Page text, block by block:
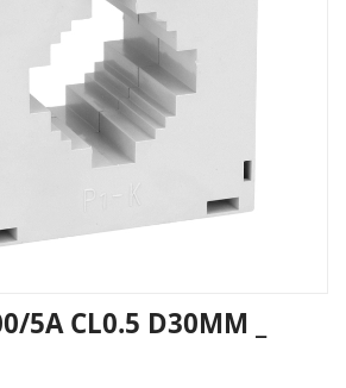
5A CL0.5 D30MM _